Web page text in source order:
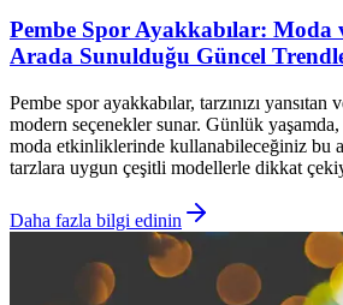
Pembe Spor Ayakkabılar:
Arada Sunulduğu Güncel
Pembe spor ayakkabılar, tarzınızı yansıtan
modern seçenekler sunar. Günlük
moda etkinliklerinde kullanabileceğiniz bu
tarzlara uygun çeşitli modellerle dikkat
Daha fazla bilgi edinin